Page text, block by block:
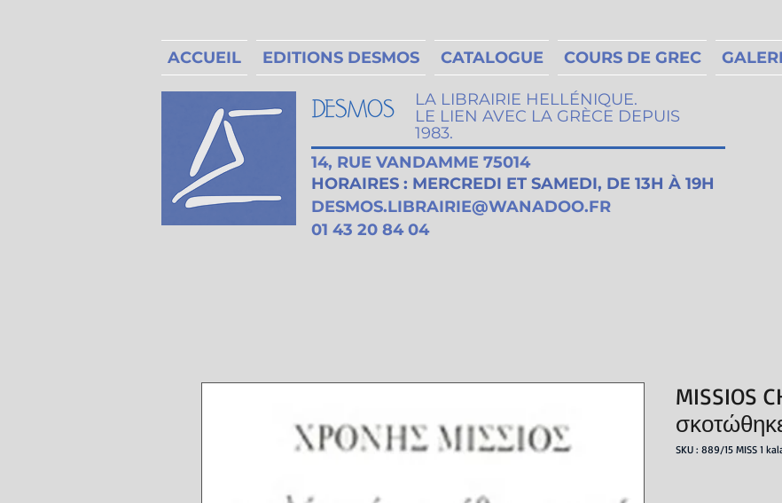
ACCUEIL EDITIONS DESMOS CATALOGUE COURS DE GREC
LA LIBRAIRIE HELLÉNIQUE.
LE LIEN AVEC LA GRÈCE DEPUIS
1983.
14, RUE VANDAMME 75014
HORAIRES : MERCREDI ET SAMEDI, DE 13H À 19H
DESMOS.LIBRAIRIE@WANADOO.FR
01 43 20 84 04
MISSIOS
SKU : 889/15 MISS 1